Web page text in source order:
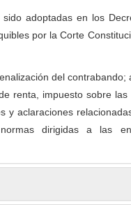
adoptadas en los
por la Corte
del contrabando;
renta, impuesto sobre las
y aclaraciones
dirigidas a las